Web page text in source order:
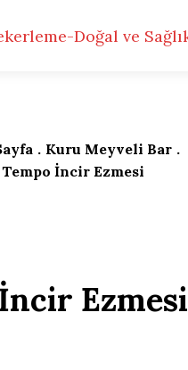
. Kuru Meyveli Bar .
Tempo İncir Ezmesi
Ezmesi